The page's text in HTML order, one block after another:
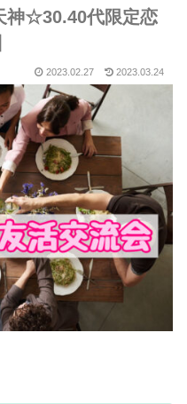
神☆30.40代限定恋
2023.02.27 2023.03.24